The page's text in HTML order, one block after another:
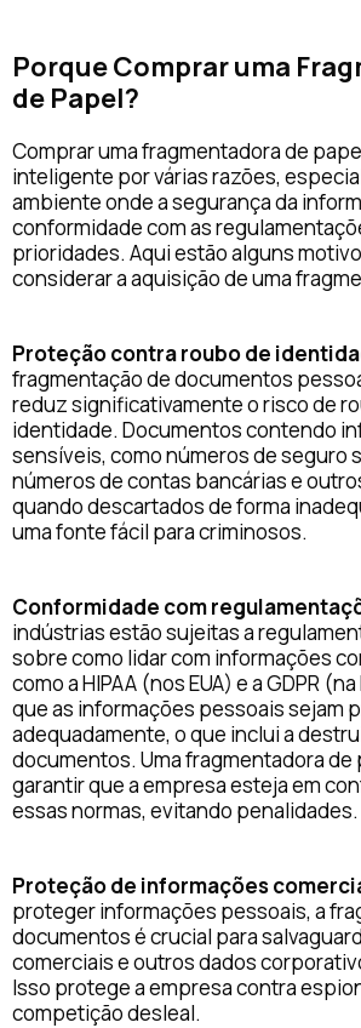
Porque Comprar uma
de Papel?
Comprar uma fragmentadora de
inteligente por várias razões,
ambiente onde a segurança da
conformidade com as
prioridades. Aqui estão alguns
considerar a aquisição de uma
Proteção contra roubo de
fragmentação de documentos
reduz significativamente o risco de
identidade. Documentos contendo
sensíveis, como números de seguro
números de contas bancárias e
quando descartados de forma
uma fonte fácil para criminosos.
Conformidade com
indústrias estão sujeitas a
sobre como lidar com informações
como a HIPAA (nos EUA) e a GDPR
que as informações pessoais sejam
adequadamente, o que inclui a
documentos. Uma fragmentadora de
garantir que a empresa esteja em
essas normas, evitando penalidades.
Proteção de informações
proteger informações pessoais, a
documentos é crucial para
comerciais e outros dados
Isso protege a empresa contra
competição desleal.